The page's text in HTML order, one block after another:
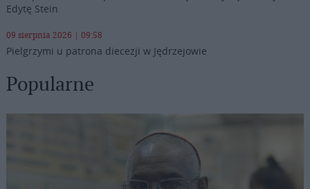
Edytę Stein
09 sierpnia 2026 | 09:58
Pielgrzymi u patrona diecezji w Jędrzejowie
Popularne